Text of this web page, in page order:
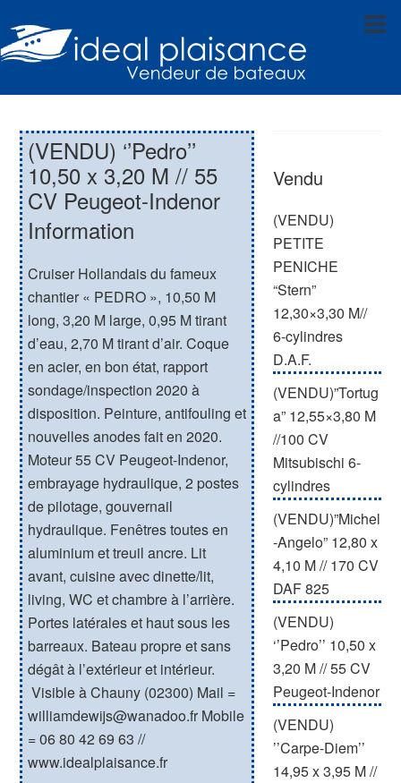
(VENDU) ‘’Pedro’’
10,50 x 3,20 M // 55
CV Peugeot-Indenor
Information
Cruiser Hollandais du fameux
chantier « PEDRO », 10,50 M
long, 3,20 M large, 0,95 M tirant
d’eau, 2,70 M tirant d’air. Coque
en acier, en bon état, rapport
sondage/inspection 2020 à
disposition. Peinture, antifouling et
nouvelles anodes fait en 2020.
Moteur 55 CV Peugeot-Indenor,
embrayage hydraulique, 2 postes
de pilotage, gouvernail
hydraulique. Fenêtres toutes en
aluminium et treuil ancre. Lit
avant, cuisine avec dinette/lit,
living, WC et chambre à l’arrière.
Portes latérales et haut sous les
barreaux. Bateau propre et sans
dégât à l’extérieur et intérieur.
Visible à Chauny (02300) Mail =
williamdewijs@wanadoo.frMobile
= 06 80 42 69 63 //
www.idealplaisance.fr
Vendu
(VENDU)
PETITE
PENICHE
“Stern”
12,30×3,30 M//
6-cylindres
D.A.F.
(VENDU)”Tortug
a” 12,55×3,80 M
//100 CV
Mitsubischi 6-
cylindres
(VENDU)”Michel
-Angelo” 12,80 x
4,10 M // 170 CV
DAF 825
(VENDU)
‘’Pedro’’ 10,50 x
3,20 M // 55 CV
Peugeot-Indenor
(VENDU)
’’Carpe-Diem’’
14,95 x 3,95 M //